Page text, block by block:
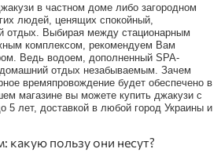
ванны
в частном доме либо загородном
людей, ценящих спокойный,
отдых. Выбирая между стационарным
комплексом, рекомендуем Вам
Ведь водоем, дополненный SPA-
отдых незабываемым. Зачем
времяпровождение будет обеспечено в
магазине вы можете купить джакузи с
5 лет, доставкой в любой город Украины и
какую пользу они несут?